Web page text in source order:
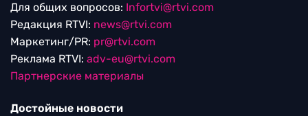
Для общих вопросов: Infortvi@rtvi.com
Редакция RTVI: news@rtvi.com
Маркетинг/PR: pr@rtvi.com
Реклама RTVI: adv-eu@rtvi.com
Партнерские материалы
Достойные новости